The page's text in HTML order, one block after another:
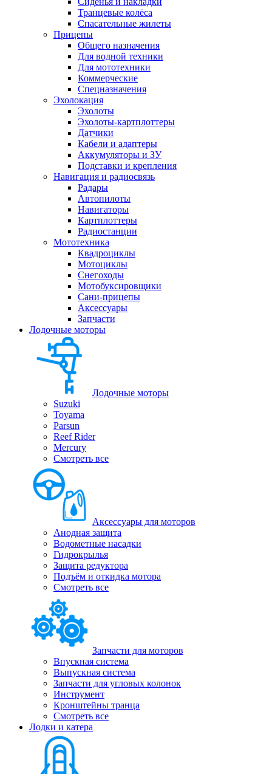
Транцевые колёса
Спасательные жилеты
Прицепы
Общего назначения
Для водной техники
Для мототехники
Коммерческие
Спецназначения
Эхолокация
Эхолоты
Эхолоты-картплоттеры
Датчики
Кабели и адаптеры
Аккумуляторы и ЗУ
Подставки и крепления
Навигация и радиосвязь
Радары
Автопилоты
Навигаторы
Картплоттеры
Радиостанции
Мототехника
Квадроциклы
Мотоциклы
Снегоходы
Мотобуксировщики
Сани-прицепы
Аксессуары
Запчасти
Лодочные моторы
Лодочные моторы
Suzuki
Toyama
Parsun
Reef Rider
Mercury
Смотреть все
Аксессуары для моторов
Анодная защита
Водометные насадки
Гидрокрылья
Защита редуктора
Подъём и откидка мотора
Смотреть все
Запчасти для моторов
Впускная система
Выпускная система
Запчасти для угловых колонок
Инструмент
Кронштейны транца
Смотреть все
Лодки и катера